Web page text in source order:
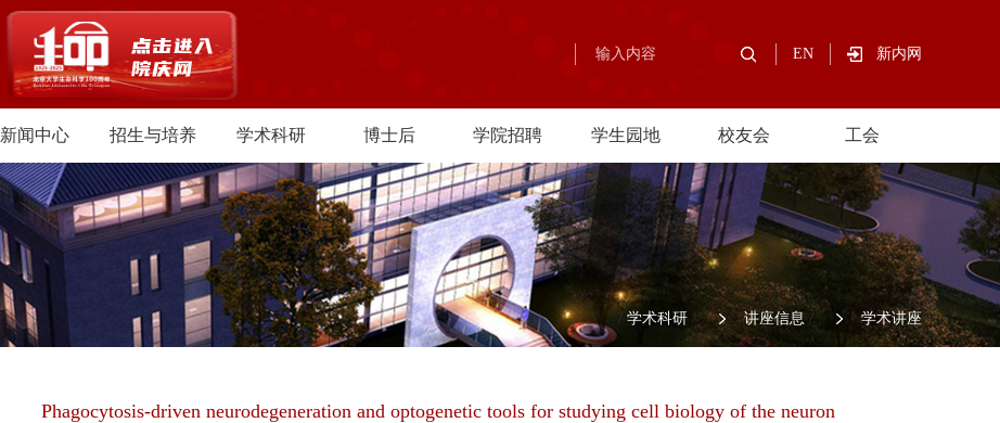
EN 新内网
新闻中心 招生与培养 学术科研 博士后 学院招聘 学生园地 校友会 工会
/ 学术科研 / 讲座信息 / 学术讲座
Phagocytosis-driven neurodegeneration and optogenetic tools for studying cell biology of the neuron